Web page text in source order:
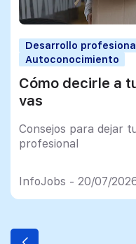
Desarrollo
Autoconocimiento
Cómo decirle a
vas
Consejos para dejar
profesional
InfoJobs - 20/07/